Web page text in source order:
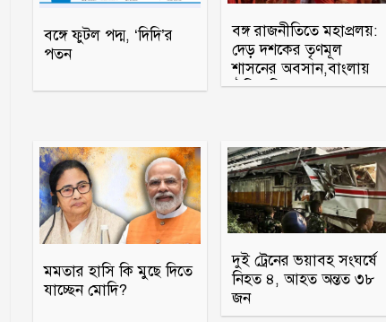
বঙ্গে ফুটল পদ্ম, ‘দিদি’র
পতন
বঙ্গ রাজনীতিতে মহাপ্রলয়:
দেড় দশকের তৃণমূল
শাসনের অবসান,বাংলায়
ঐতিহাসিক ‘গেরুয়া
মমতার হাসি কি মুছে দিতে
যাচ্ছেন মোদি?
দুই ট্রেনের ভয়াবহ সংঘর্ষে
নিহত ৪, আহত অন্তত ৩৮
জন